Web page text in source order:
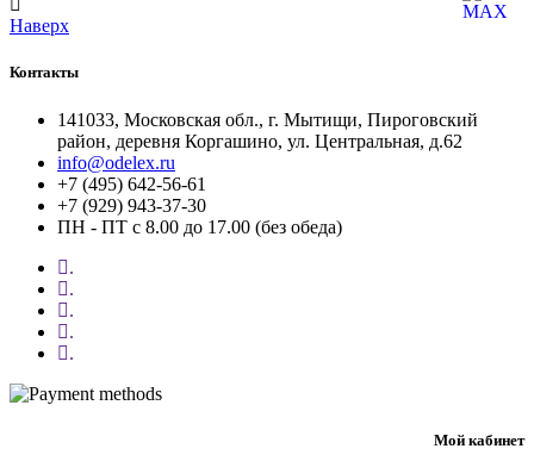
Наверх
Контакты
141033, Московская обл., г. Мытищи, Пироговский
район, деревня Коргашино, ул. Центральная, д.62
info@odelex.ru
+7 (495) 642-56-61
+7 (929) 943-37-30
ПН - ПТ с 8.00 до 17.00 (без обеда)
.
.
.
.
.
Мой кабинет